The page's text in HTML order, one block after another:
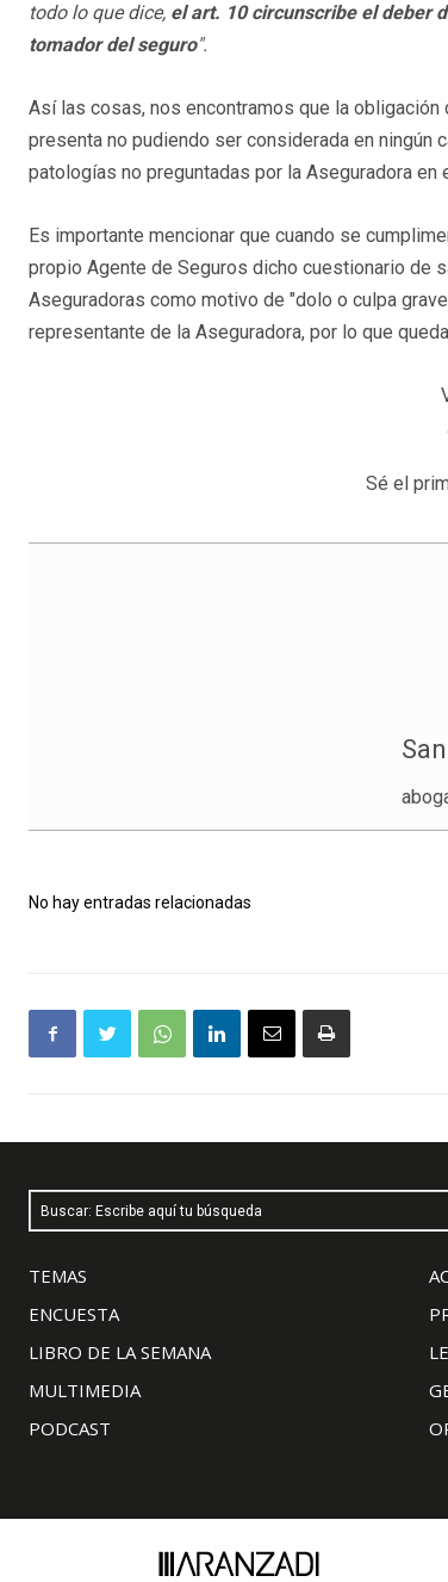
todo lo que dice, el art. 10 circunscribe el deber
tomador del seguro".
Así las cosas, nos encontramos que la
presenta no pudiendo ser considerada en ningún
patologías no preguntadas por la Aseguradora en
Es importante mencionar que cuando se
propio Agente de Seguros dicho cuestionario de
Aseguradoras como motivo de "dolo o culpa
representante de la Aseguradora, por lo que
Sé el
No hay entradas relacionadas
Buscar: Escribe aquí tu búsqueda
TEMAS
ENCUESTA
LIBRO DE LA SEMANA
MULTIMEDIA
PODCAST